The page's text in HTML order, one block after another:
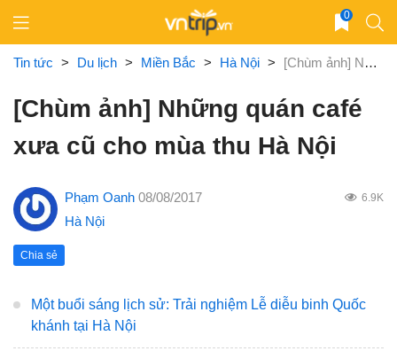
content
0
Tin tức > Du lịch > Miền Bắc > Hà Nội > [Chùm ảnh] Những quán café xưa cũ cho mùa thu Hà Nội
[Chùm ảnh] Những quán café
xưa cũ cho mùa thu Hà Nội
Phạm Oanh 08/08/2017 6.9K
Hà Nội
Chia sẻ
Một buổi sáng lịch sử: Trải nghiệm Lễ diễu binh Quốc
khánh tại Hà Nội